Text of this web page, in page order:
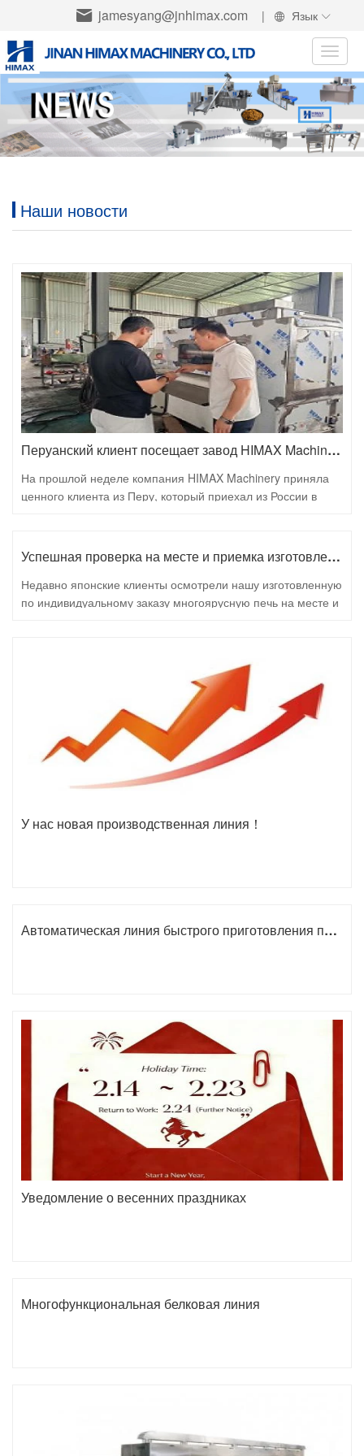
jamesyang@jnhimax.com | Язык
Toggle
Наши новости
Перуанский клиент посещает завод HIMAX Machinery в Цзинане, укрепляя международное сотрудничество
На прошлой неделе компания HIMAX Machinery приняла
ценного клиента из Перу, который приехал из России в
нашем оборудовании для переработки пищевых
продуктов, производственных возможностях и технических
преимуществах, что ещё больше укрепило взаимное
доверие и сотрудничество между сторонами.
Успешная проверка на месте и приемка изготовленной на заказ многослойной печи японскими клиентами
Недавно японские клиенты осмотрели нашу изготовленную
по индивидуальному заказу многоярусную печь на месте и
точности и стабильности. Клиенты остались очень
довольны. Это достижение демонстрирует нашу
техническую мощь и открывает путь к более тесному
сотрудничеству между обеими сторонами.
У нас новая производственная линия！
Автоматическая линия быстрого приготовления помогает развитию пищевых предприятий！
Уведомление о весенних праздниках
Многофункциональная белковая линия